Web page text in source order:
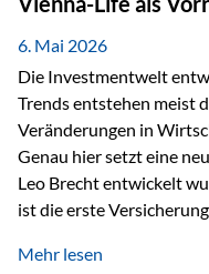
sportliche
6. Mai 2026
Die Investmentwelt
Trends entstehen meist
Veränderungen in
Genau hier setzt eine
Leo Brecht entwickelt
ist die erste
Vorreiter. Warum auf
Mehr lesen